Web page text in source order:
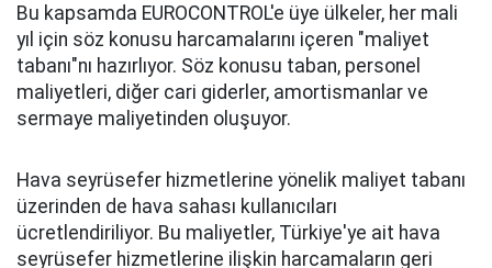
Bu kapsamda EUROCONTROL'e üye ülkeler, her mali
yıl için söz konusu harcamalarını içeren "maliyet
tabanı"nı hazırlıyor. Söz konusu taban, personel
maliyetleri, diğer cari giderler, amortismanlar ve
sermaye maliyetinden oluşuyor.
Hava seyrüsefer hizmetlerine yönelik maliyet tabanı
üzerinden de hava sahası kullanıcıları
ücretlendiriliyor. Bu maliyetler, Türkiye'ye ait hava
seyrüsefer hizmetlerine ilişkin harcamaların geri